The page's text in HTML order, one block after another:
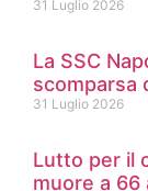
31 Luglio 2026
La SSC
scomparsa
31 Luglio 2026
Lutto per il
muore a 66